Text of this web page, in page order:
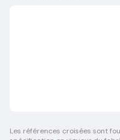
Les références croisées sont